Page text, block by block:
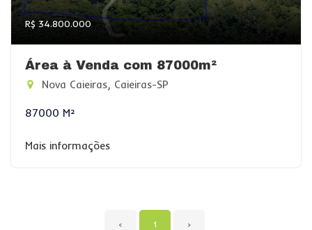
R$ 34.800.000
Área à Venda com 87000m²
Nova Caieiras, Caieiras-SP
87000 M²
Mais informações
‹ 1 ›